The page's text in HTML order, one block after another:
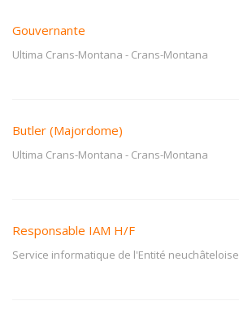
Gouvernante
Ultima Crans-Montana - Crans-Montana
Butler (Majordome)
Ultima Crans-Montana - Crans-Montana
Responsable IAM H/F
Service informatique de l'Entité neuchâteloise